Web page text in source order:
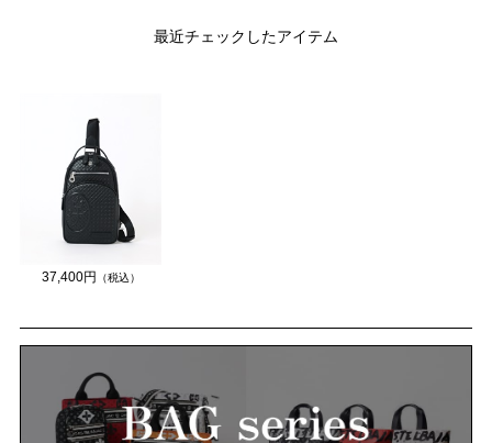
最近チェックしたアイテム
37,400円 （税込）